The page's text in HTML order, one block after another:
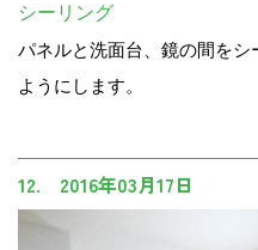
シーリング
パネルと洗面台、鏡の間を
ようにします。
12. 2016年03月17日